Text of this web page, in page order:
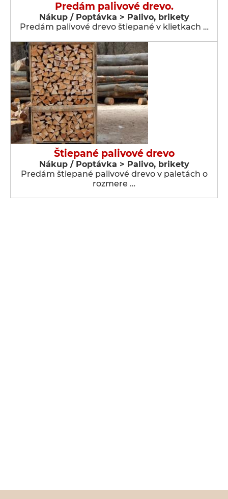
Predám palivové drevo.
Nákup / Poptávka > Palivo, brikety
Predám palivové drevo štiepané v klietkach …
Štiepané palivové drevo
Nákup / Poptávka > Palivo, brikety
Predám štiepané palivové drevo v paletách o
rozmere …